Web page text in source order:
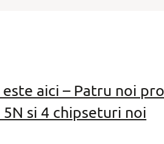
aici – Patru noi
si 4 chipseturi noi